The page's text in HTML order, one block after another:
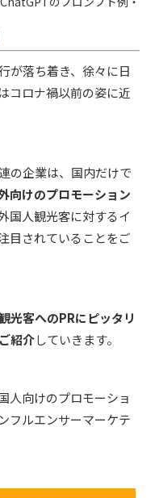
が落ち着き、徐々に日
コロナ禍以前の姿に近
の企業は、国内だけで
向けのプロモーション
国人観光客に対するイ
目されていることをご
光客へのPRにピッタリ
紹介していきます。
人向けのプロモーショ
フルエンサーマーケテ